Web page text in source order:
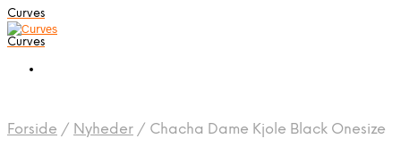
Curves
Curves
Forside / Nyheder / Chacha Dame Kjole Black Onesize